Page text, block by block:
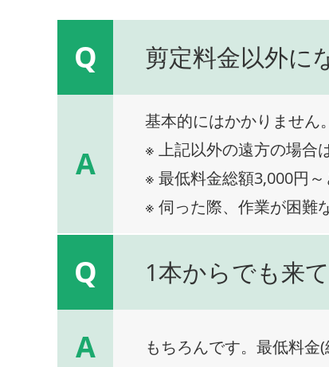
Q 剪定料金以外に
A
基本的にはかかりません
※ 上記以外の遠方の場合
※ 最低料金総額3,000円～
※ 伺った際、作業が困難
Q 1本からでも来
A もちろんです。最低料金